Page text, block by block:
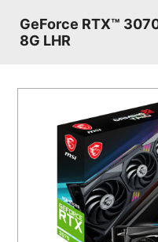
GeForce RTX™
8G LHR